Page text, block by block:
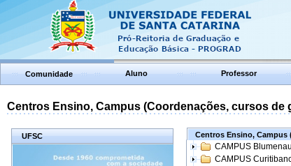
Comunidade Aluno Professor
Centros Ensino, Campus (Coordenações, cursos
UFSC Centros Ensino, Campus
CAMPUS
CAMPUS